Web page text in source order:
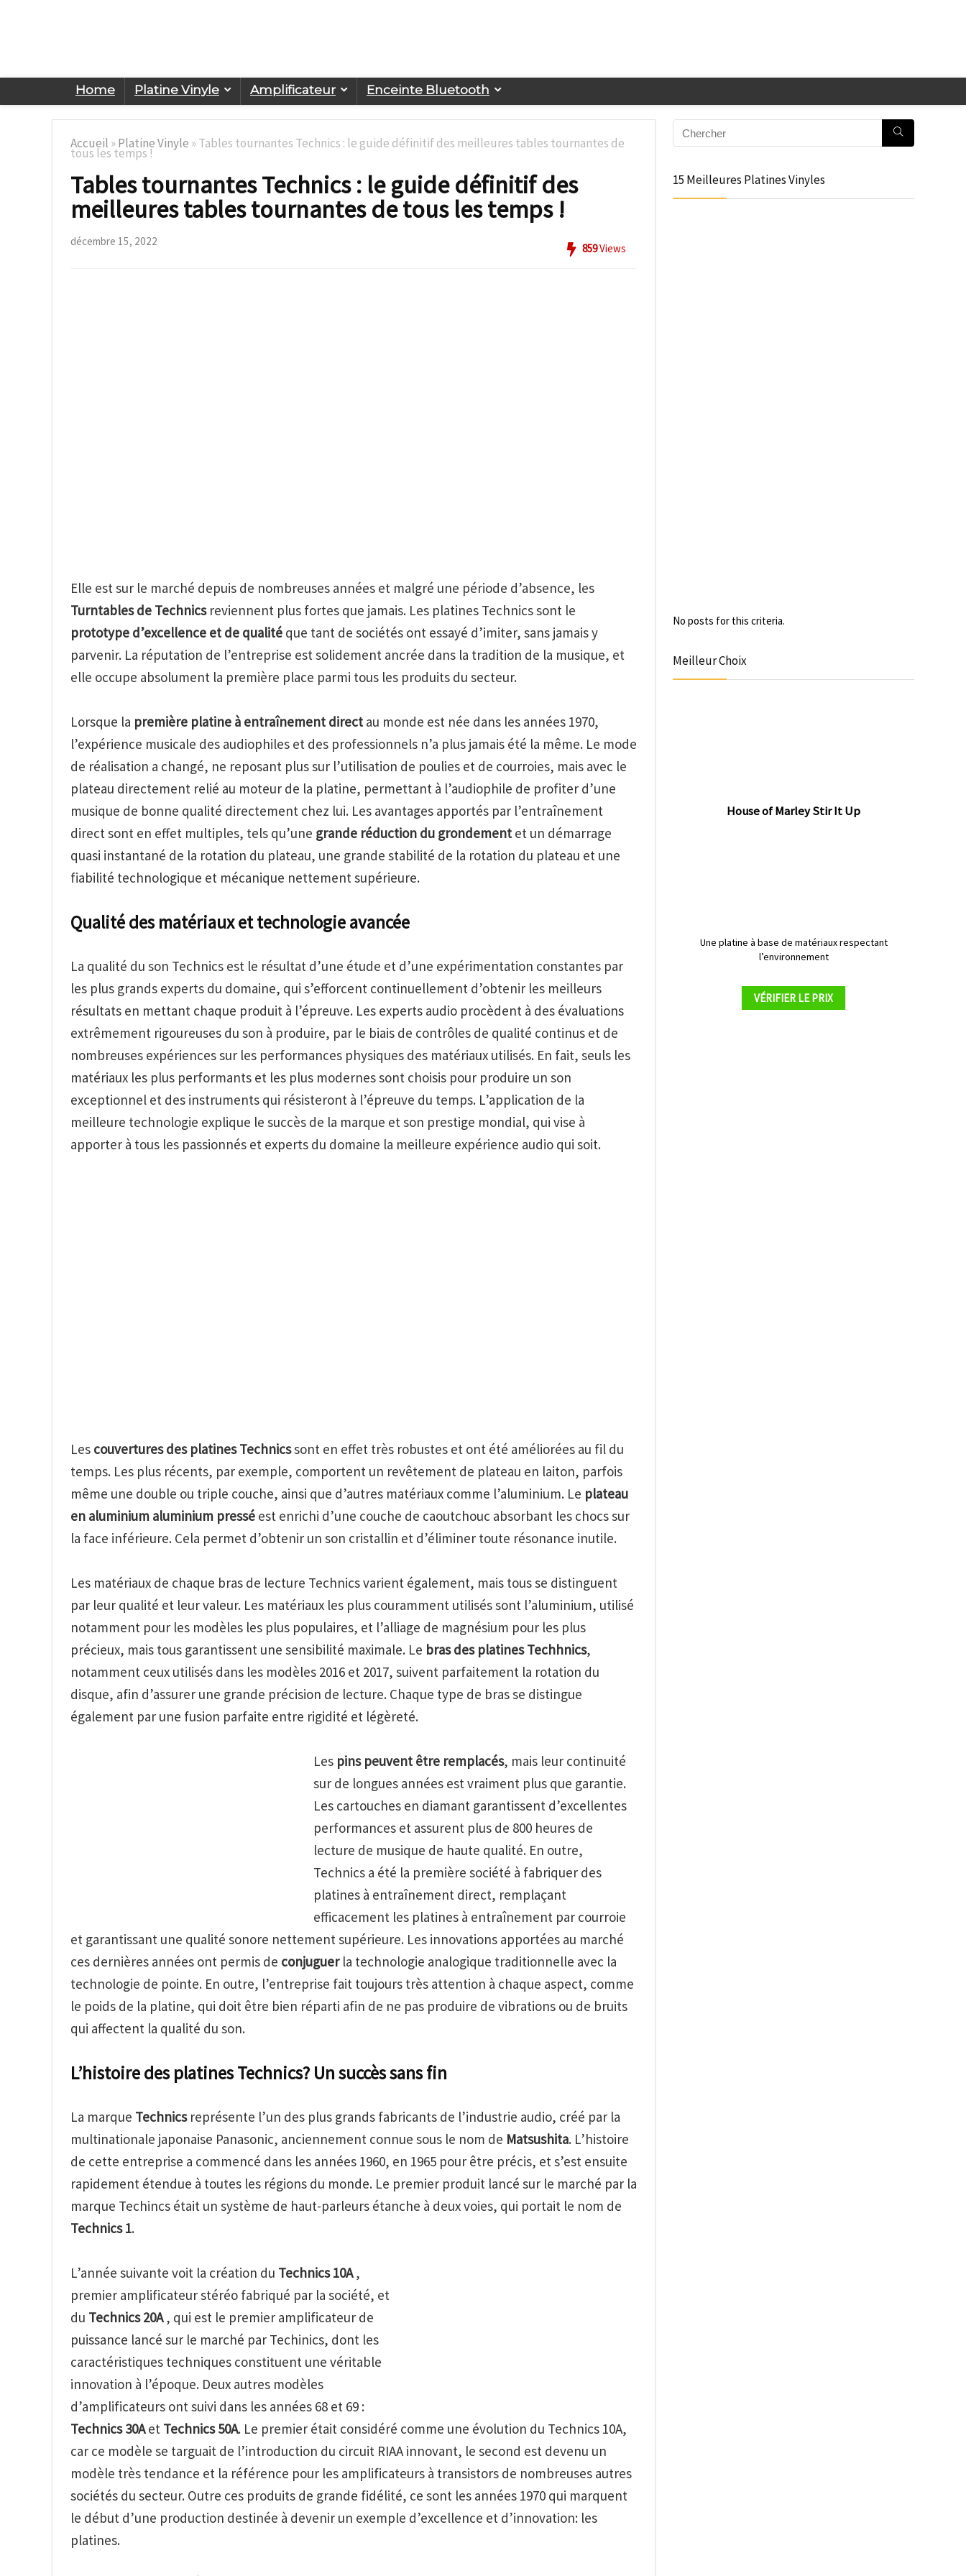
Home Platine Vinyle Amplificateur Enceinte Bluetooth
Accueil »Platine Vinyle »Tables tournantes Technics : le guide définitif des meilleures tables tournantes de
tous les temps !
Tables tournantes Technics : le guide définitif des
meilleures tables tournantes de tous les temps !
décembre 15, 2022
859Views
Elle est sur le marché depuis de nombreuses années et malgré une période d’absence, les
Turntables de Technicsreviennent plus fortes que jamais. Les platines Technics sont le
prototype d’excellence et de qualité que tant de sociétés ont essayé d’imiter, sans jamais y
parvenir. La réputation de l’entreprise est solidement ancrée dans la tradition de la musique, et
elle occupe absolument la première place parmi tous les produits du secteur.
Lorsque la première platine à entraînement direct au monde est née dans les années 1970,
l’expérience musicale des audiophiles et des professionnels n’a plus jamais été la même. Le mode
de réalisation a changé, ne reposant plus sur l’utilisation de poulies et de courroies, mais avec le
plateau directement relié au moteur de la platine, permettant à l’audiophile de profiter d’une
musique de bonne qualité directement chez lui. Les avantages apportés par l’entraînement
direct sont en effet multiples, tels qu’une grande réduction du grondement et un démarrage
quasi instantané de la rotation du plateau, une grande stabilité de la rotation du plateau et une
fiabilité technologique et mécanique nettement supérieure.
Qualité des matériaux et technologie avancée
La qualité du son Technics est le résultat d’une étude et d’une expérimentation constantes par
les plus grands experts du domaine, qui s’efforcent continuellement d’obtenir les meilleurs
résultats en mettant chaque produit à l’épreuve. Les experts audio procèdent à des évaluations
extrêmement rigoureuses du son à produire, par le biais de contrôles de qualité continus et de
nombreuses expériences sur les performances physiques des matériaux utilisés. En fait, seuls les
matériaux les plus performants et les plus modernes sont choisis pour produire un son
exceptionnel et des instruments qui résisteront à l’épreuve du temps. L’application de la
meilleure technologie explique le succès de la marque et son prestige mondial, qui vise à
apporter à tous les passionnés et experts du domaine la meilleure expérience audio qui soit.
Les couvertures des platines Technicssont en effet très robustes et ont été améliorées au fil du
temps. Les plus récents, par exemple, comportent un revêtement de plateau en laiton, parfois
même une double ou triple couche, ainsi que d’autres matériaux comme l’aluminium. Le plateau
en aluminium aluminium pressé est enrichi d’une couche de caoutchouc absorbant les chocs sur
la face inférieure. Cela permet d’obtenir un son cristallin et d’éliminer toute résonance inutile.
Les matériaux de chaque bras de lecture Technics varient également, mais tous se distinguent
par leur qualité et leur valeur. Les matériaux les plus couramment utilisés sont l’aluminium, utilisé
notamment pour les modèles les plus populaires, et l’alliage de magnésium pour les plus
précieux, mais tous garantissent une sensibilité maximale. Le bras des platines Techhnics,
notamment ceux utilisés dans les modèles 2016 et 2017, suivent parfaitement la rotation du
disque, afin d’assurer une grande précision de lecture. Chaque type de bras se distingue
également par une fusion parfaite entre rigidité et légèreté.
Les pins peuvent être remplacés, mais leur continuité
sur de longues années est vraiment plus que garantie.
Les cartouches en diamant garantissent d’excellentes
performances et assurent plus de 800 heures de
lecture de musique de haute qualité. En outre,
Technics a été la première société à fabriquer des
platines à entraînement direct, remplaçant
efficacement les platines à entraînement par courroie
et garantissant une qualité sonore nettement supérieure. Les innovations apportées au marché
ces dernières années ont permis de conjuguerla technologie analogique traditionnelle avec la
technologie de pointe. En outre, l’entreprise fait toujours très attention à chaque aspect, comme
le poids de la platine, qui doit être bien réparti afin de ne pas produire de vibrations ou de bruits
qui affectent la qualité du son.
L’histoire des platines Technics? Un succès sans fin
La marque Technicsreprésente l’un des plus grands fabricants de l’industrie audio, créé par la
multinationale japonaise Panasonic, anciennement connue sous le nom de Matsushita. L’histoire
de cette entreprise a commencé dans les années 1960, en 1965 pour être précis, et s’est ensuite
rapidement étendue à toutes les régions du monde. Le premier produit lancé sur le marché par la
marque Techincs était un système de haut-parleurs étanche à deux voies, qui portait le nom de
Technics 1.
L’année suivante voit la création du Technics 10A,
premier amplificateur stéréo fabriqué par la société, et
du Technics 20A, qui est le premier amplificateur de
puissance lancé sur le marché par Techinics, dont les
caractéristiques techniques constituent une véritable
innovation à l’époque. Deux autres modèles
d’amplificateurs ont suivi dans les années 68 et 69 :
Technics 30Aet Technics 50A. Le premier était considéré comme une évolution du Technics 10A,
car ce modèle se targuait de l’introduction du circuit RIAA innovant, le second est devenu un
modèle très tendance et la référence pour les amplificateurs à transistors de nombreuses autres
sociétés du secteur. Outre ces produits de grande fidélité, ce sont les années 1970 qui marquent
le début d’une production destinée à devenir un exemple d’excellence et d’innovation: les
platines.
15 Meilleures Platines Vinyles
No posts for this criteria.
Meilleur Choix
House of Marley Stir It Up
Une platine à base de matériaux respectant
l’environnement
VÉRIFIER LE PRIX